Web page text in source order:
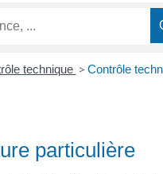
technique > Contrôle
particulière